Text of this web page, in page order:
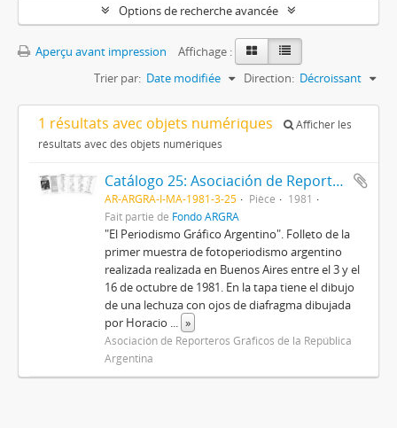
Options de recherche avancée
Aperçu avant impression
Affichage :
Trier par: Date modifiée Direction: Décroissant
1 résultats avec objets numériques
Afficher les
résultats avec des objets numériques
Catálogo 25: Asociación de Reporteros Gráficos de la República Argentina
AR-ARGRA-I-MA-1981-3-25 Pièce
1981
Fait partie de Fondo ARGRA
"El Periodismo Gráfico Argentino". Folleto de la
primer muestra de fotoperiodismo argentino
realizada realizada en Buenos Aires entre el 3 y el
16 de octubre de 1981. En la tapa tiene el dibujo
de una lechuza con ojos de diafragma dibujada
por Horacio ... »
Asociación de Reporteros Gráficos de la República
Argentina